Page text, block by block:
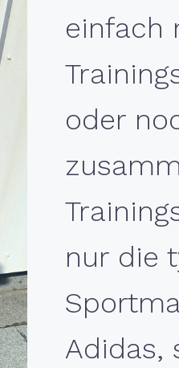
einfach
oder
nur die
Adidas,